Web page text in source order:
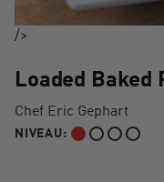
/>
Loaded Baked
Chef Eric Gephart
NIVEAU:
DÉBUTANT